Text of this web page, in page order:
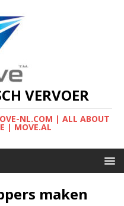
VERVOER
NL.COM | ALL ABOUT
| MOVE.AL
maken